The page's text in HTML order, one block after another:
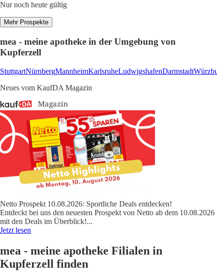
Nur noch heute gültig
Mehr Prospekte
mea - meine apotheke in der Umgebung von
Kupferzell
StuttgartNürnbergMannheimKarlsruheLudwigshafenDarmstadt
Neues vom KaufDA Magazin
Netto Prospekt 10.08.2026: Sportliche Deals entdecken!
Entdeckt bei uns den neuesten Prospekt von Netto ab dem 10.08.2026
mit den Deals im Überblick!...
Jetzt lesen
mea - meine apotheke Filialen in
Kupferzell finden